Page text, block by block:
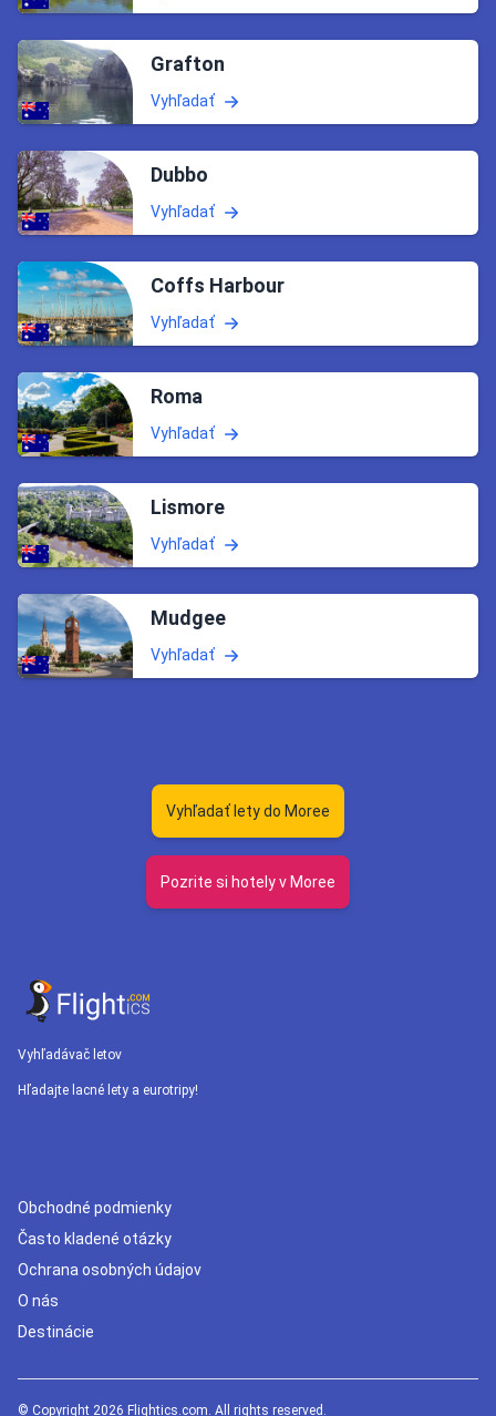
Grafton
Vyhľadať
Dubbo
Vyhľadať
Coffs Harbour
Vyhľadať
Roma
Vyhľadať
Lismore
Vyhľadať
Mudgee
Vyhľadať
Vyhľadať lety do Moree
Pozrite si hotely v Moree
Vyhľadávač letov
Hľadajte lacné lety a eurotripy!
Obchodné podmienky
Často kladené otázky
Ochrana osobných údajov
O nás
Destinácie
© Copyright 2026 Flightics.com. All rights reserved.